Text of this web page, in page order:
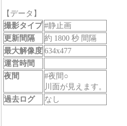
【データ】
撮影タイプ #静止画
更新間隔
約 1800 秒 間隔
最大解像度 634x477
運営時間
夜間
#夜間○
川面が見えます。
過去ログ
なし